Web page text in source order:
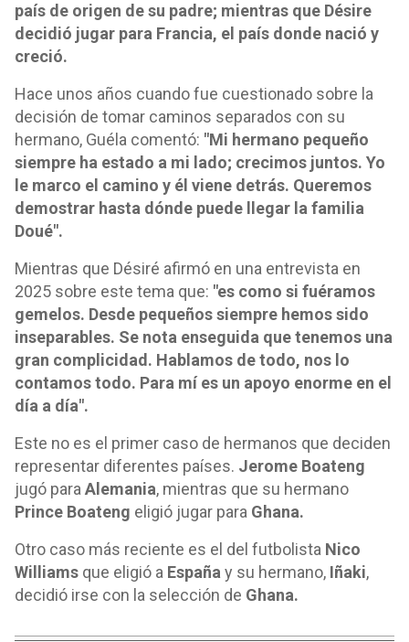
país de origen de su padre; mientras que Désire
decidió jugar para Francia, el país donde nació y
creció.
Hace unos años cuando fue cuestionado sobre la
decisión de tomar caminos separados con su
hermano, Guéla comentó: "Mi hermano pequeño
siempre ha estado a mi lado; crecimos juntos. Yo
le marco el camino y él viene detrás. Queremos
demostrar hasta dónde puede llegar la familia
Doué".
Mientras que Désiré afirmó en una entrevista en
2025 sobre este tema que: "es como si fuéramos
gemelos. Desde pequeños siempre hemos sido
inseparables. Se nota enseguida que tenemos una
gran complicidad. Hablamos de todo, nos lo
contamos todo. Para mí es un apoyo enorme en el
día a día".
Este no es el primer caso de hermanos que deciden
representar diferentes países. Jerome Boateng
jugó para Alemania, mientras que su hermano
Prince Boateng eligió jugar para Ghana.
Otro caso más reciente es el del futbolista Nico
Williams que eligió a España y su hermano, Iñaki,
decidió irse con la selección de Ghana.